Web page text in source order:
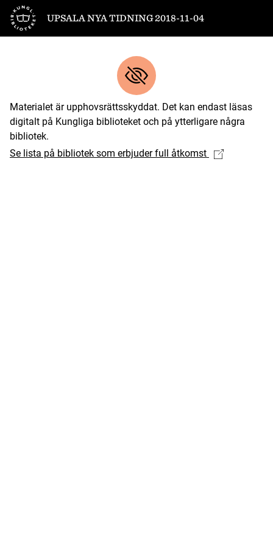
Till startsidan
UPSALA NYA TIDNING 2018-11-04
Materialet är upphovsrättsskyddat. Det kan endast läsas
digitalt på Kungliga biblioteket och på ytterligare några
bibliotek.
Se lista på bibliotek som erbjuder full åtkomst